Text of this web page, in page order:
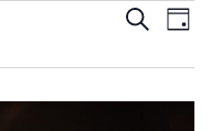
Suche
und
Suche
Tag